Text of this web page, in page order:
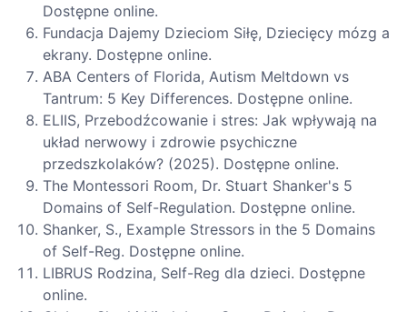
Dostępne online.
Fundacja Dajemy Dzieciom Siłę, Dziecięcy mózg a
ekrany. Dostępne online.
ABA Centers of Florida, Autism Meltdown vs
Tantrum: 5 Key Differences. Dostępne online.
ELIIS, Przebodźcowanie i stres: Jak wpływają na
układ nerwowy i zdrowie psychiczne
przedszkolaków? (2025). Dostępne online.
The Montessori Room, Dr. Stuart Shanker's 5
Domains of Self-Regulation. Dostępne online.
Shanker, S., Example Stressors in the 5 Domains
of Self-Reg. Dostępne online.
LIBRUS Rodzina, Self-Reg dla dzieci. Dostępne
online.